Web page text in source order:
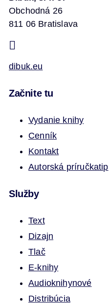
Obchodná 26
811 06 Bratislava
dibuk.eu
Začnite tu
Vydanie knihy
Cenník
Kontakt
Autorská príručkatip
Služby
Text
Dizajn
Tlač
E-knihy
Audioknihynové
Distribúcia